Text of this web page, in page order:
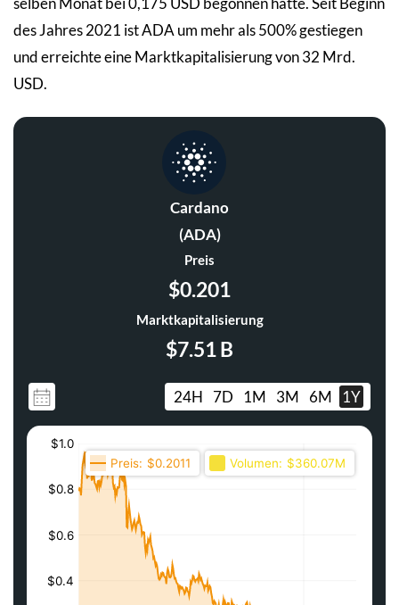
des Jahres 2021 ist ADA um mehr als 500% gestiegen
und erreichte eine Marktkapitalisierung von 32 Mrd.
USD.
Cardano
(ADA)
Preis
$0.201
Marktkapitalisierung
$7.51 B
24H 7D 1M 3M 6M 1Y